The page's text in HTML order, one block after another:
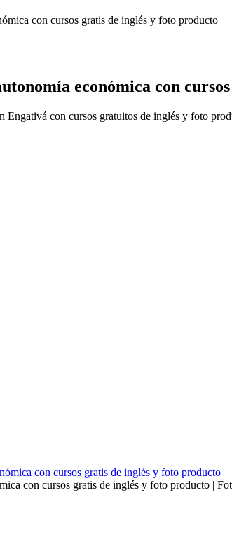
con cursos gratis de inglés y foto producto
económica con
Engativá con cursos gratuitos de inglés y foto
con cursos gratis de inglés y foto producto |